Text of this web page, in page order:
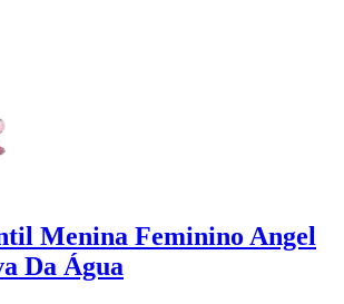
Menina Feminino Angel
Da Água